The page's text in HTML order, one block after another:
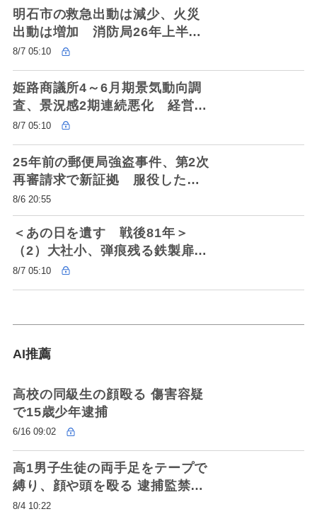
明石市の救急出動は減少、火災
出動は増加 消防局26年上半期
まとめ 救急車要請、迷ったら
「#7119」
8/7 05:10
姫路商議所4～6月期景気動向調
査、景況感2期連続悪化 経営課
題「物価上昇」が最多
8/7 05:10
25年前の郵便局強盗事件、第2次
再審請求で新証拠 服役したナ
イジェリア人の弁護団「有罪の
前提覆す」
8/6 20:55
＜あの日を遺す 戦後81年＞
（2）大社小、弾痕残る鉄製扉
西宮市桜谷町 陸軍が駐屯、学
校標的に
8/7 05:10
AI推薦
高校の同級生の顔殴る 傷害容疑
で15歳少年逮捕
6/16 09:02
高1男子生徒の両手足をテープで
縛り、顔や頭を殴る 逮捕監禁な
どの疑いで17歳少年逮捕 神戸
8/4 10:22